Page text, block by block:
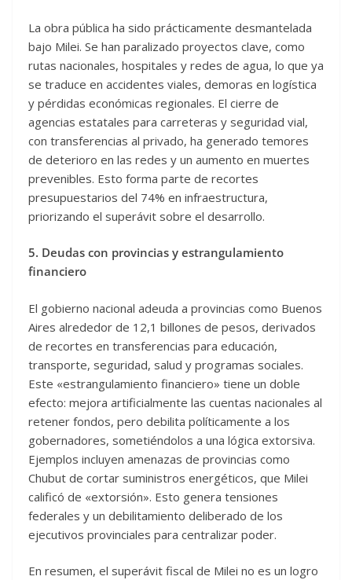
La obra pública ha sido prácticamente desmantelada
bajo Milei. Se han paralizado proyectos clave, como
rutas nacionales, hospitales y redes de agua, lo que ya
se traduce en accidentes viales, demoras en logística
y pérdidas económicas regionales. El cierre de
agencias estatales para carreteras y seguridad vial,
con transferencias al privado, ha generado temores
de deterioro en las redes y un aumento en muertes
prevenibles. Esto forma parte de recortes
presupuestarios del 74% en infraestructura,
priorizando el superávit sobre el desarrollo.
5. Deudas con provincias y estrangulamiento
financiero
El gobierno nacional adeuda a provincias como Buenos
Aires alrededor de 12,1 billones de pesos, derivados
de recortes en transferencias para educación,
transporte, seguridad, salud y programas sociales.
Este «estrangulamiento financiero» tiene un doble
efecto: mejora artificialmente las cuentas nacionales al
retener fondos, pero debilita políticamente a los
gobernadores, sometiéndolos a una lógica extorsiva.
Ejemplos incluyen amenazas de provincias como
Chubut de cortar suministros energéticos, que Milei
calificó de «extorsión». Esto genera tensiones
federales y un debilitamiento deliberado de los
ejecutivos provinciales para centralizar poder.
En resumen, el superávit fiscal de Milei no es un logro